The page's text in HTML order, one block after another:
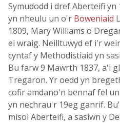
Symudodd i dref Aberteifi
yn nheulu un o'r Boweniaid
1809, Mary Williams o
ei wraig. Neilltuwyd ef i'r
cyntaf y Methodistiaid yn
Bu farw 9 Mawrth 1837, a'i
Tregaron. Yr oedd yn
cofir amdano'n bennaf fel
yn nechrau'r 19eg ganrif.
misol Aberteifi, a sasiwn y